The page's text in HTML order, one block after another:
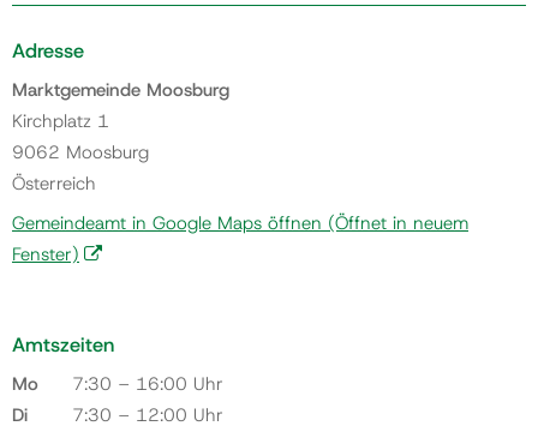
Adresse
Marktgemeinde Moosburg
Kirchplatz 1
9062 Moosburg
Österreich
Gemeindeamt in Google Maps öffnen (Öffnet in neuem
Fenster)
Amtszeiten
Mo
7:30 – 16:00 Uhr
Di
7:30 – 12:00 Uhr